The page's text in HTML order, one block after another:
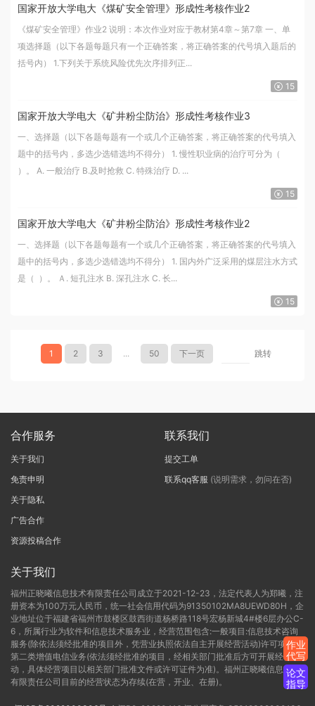
国家开放大学电大《煤矿安全管理》形成性考核作业2
《煤矿安全管理》作业2 说明：本次作业对应于教材第4章～第7章 一、单
项选择题（以下各题每题只有一个正确答案，将正确答案的代号填入题后的
括号内） 1.下列关于系统风险优先次序排列正...
15
国家开放大学电大《矿井粉尘防治》形成性考核作业3
一、选择题（以下各题每题有一个或几个正确答案，将正确答案的代号填入
题中的括号内，多选少选错选均不得分） 1. 慢性职业病的治疗可分为（
）。 A. 一般治疗 B.及时抢救 C. 特殊治疗 D. ...
15
国家开放大学电大《矿井粉尘防治》形成性考核作业2
一、选择题（以下各题每题有一个或几个正确答案，将正确答案的代号填入
题中的括号内，多选少选错选均不得分） 1. 国内外广泛采用的煤层注水方式
是（ ）。 Ａ. 短孔注水 B. 深孔注水 C. 长...
15
1 2 3 ... 50 下一页 跳转
合作服务
关于我们
免责申明
关于隐私
广告合作
资源投稿合作
联系我们
提交工单
联系qq客服 (说明需求，勿问在否)
关于我们
福州正晓曦信息技术有限责任公司成立于2021-12-23，法定代表人为郑曦，注
册资本为100万元人民币，统一社会信用代码为91350102MA8UEWD80H，企
业地址位于福建省福州市鼓楼区鼓西街道杨桥路118号宏杨新城4#楼6层办公C-
6，所属行业为软件和信息技术服务业，经营范围包含:一般项目:信息技术咨询
服务(除依法须经批准的项目外，凭营业执照依法自主开展经营活动)许可项目:
第二类增值电信业务(依法须经批准的项目，经相关部门批准后方可开展经营活
动，具体经营项目以相关部门批准文件或许可证件为准)。福州正晓曦信息技术
有限责任公司目前的经营状态为存续(在营，开业、在册)。
作业
代写
论文
指导